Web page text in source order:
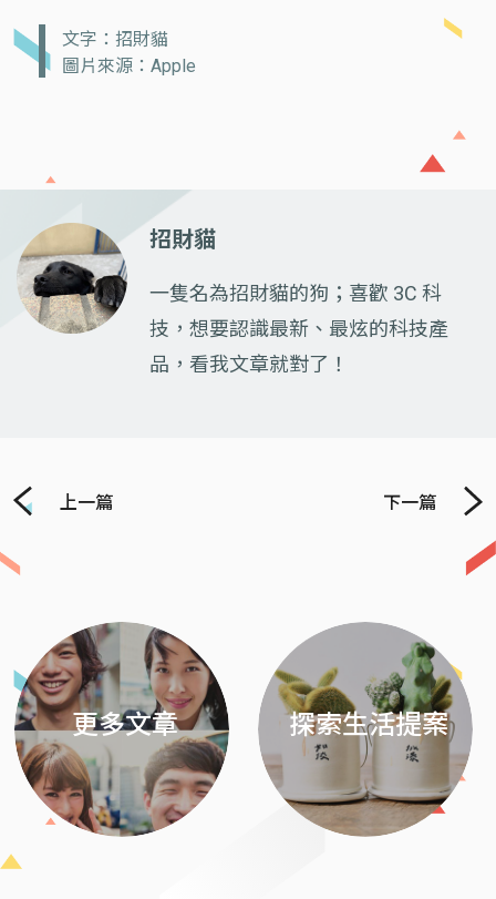
文字：招財貓
圖片來源：Apple
招財貓
一隻名為招財貓的狗；喜歡 3C 科
技，想要認識最新、最炫的科技產
品，看我文章就對了！
上一篇 下一篇
更多文章 探索生活提案
Next